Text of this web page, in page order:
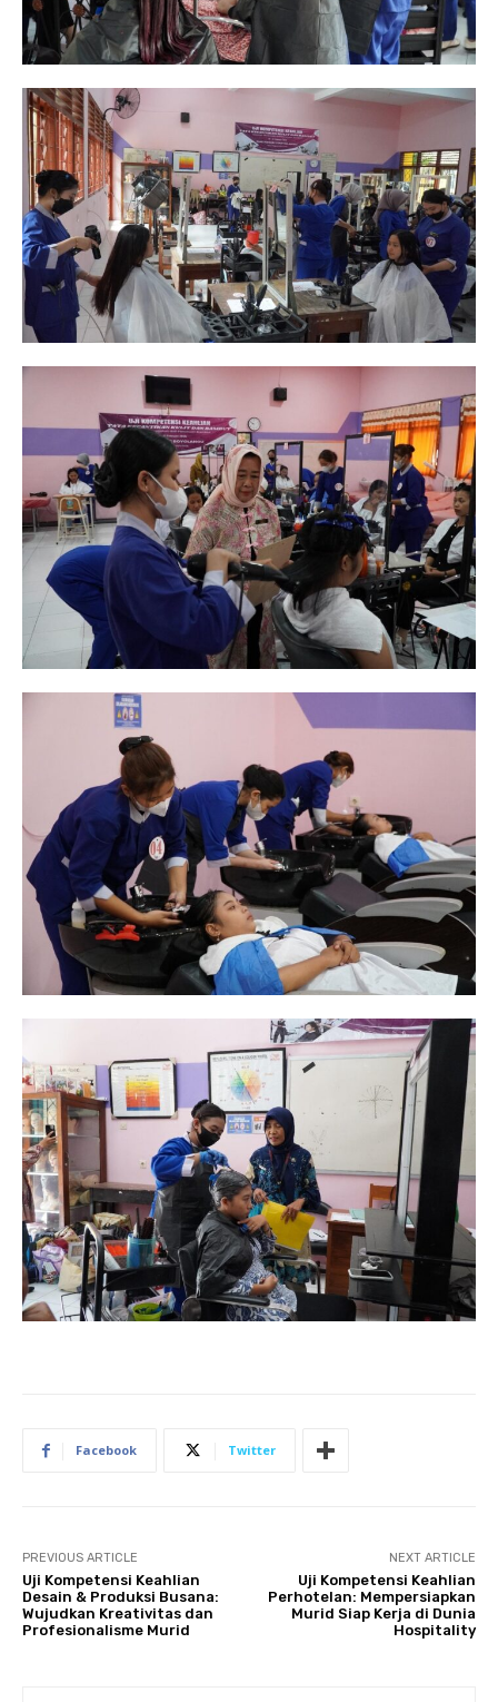
Facebook Twitter
PREVIOUS ARTICLE
Uji Kompetensi Keahlian
Desain & Produksi Busana:
Wujudkan Kreativitas dan
Profesionalisme Murid
NEXT ARTICLE
Uji Kompetensi Keahlian
Perhotelan: Mempersiapkan
Murid Siap Kerja di Dunia
Hospitality